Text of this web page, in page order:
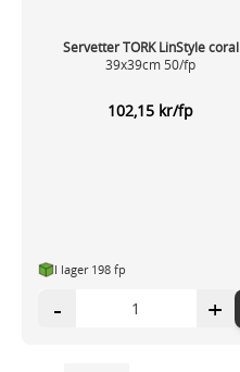
Servetter TORK LinStyle coral
39x39cm 50/fp
102,15 kr/fp
I lager 198 fp
- +